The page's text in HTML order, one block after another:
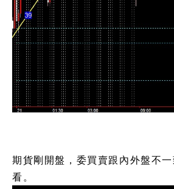
期貨剛開盤，委買賣跟內外盤不
看。